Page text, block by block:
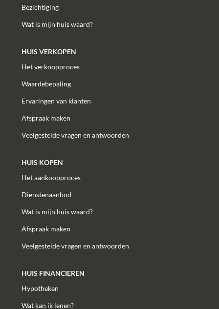
Bezichtiging
Wat is mijn huis waard?
HUIS VERKOPEN
Het verkoopproces
Waardebepaling
Ervaringen van klanten
Afspraak maken
Veelgestelde vragen en antwoorden
HUIS KOPEN
Het aankoopproces
Dienstenaanbod
Wat is mijn huis waard?
Afspraak maken
Veelgestelde vragen en antwoorden
HUIS FINANCIEREN
Hypotheken
Wat kan ik lenen?